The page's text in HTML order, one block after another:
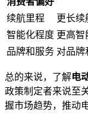
续航里程
更长续
智能化程度 更高智
品牌和服务 对品牌
总的来说，了解电
政策制定者来说至
握市场趋势，推动